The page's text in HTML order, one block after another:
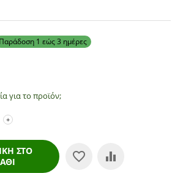
Παράδοση 1 εώς 3 ημέρες
για το προϊόν;
+
ΣΤΟ